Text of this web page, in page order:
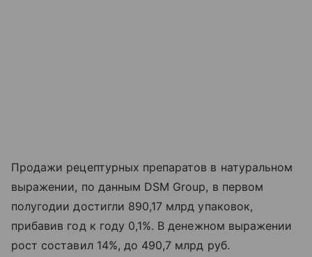
Продажи рецептурных препаратов в натуральном
выражении, по данным DSM Group, в первом
полугодии достигли 890,17 млрд упаковок,
прибавив год к году 0,1%. В денежном выражении
рост составил 14%, до 490,7 млрд руб.